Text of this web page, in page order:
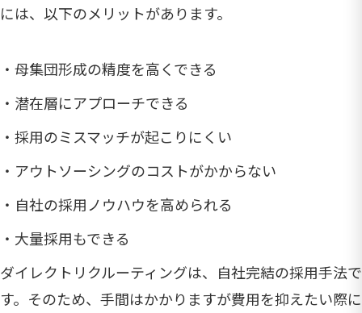
には、以下のメリットがあります。
・母集団形成の精度を高くできる
・潜在層にアプローチできる
・採用のミスマッチが起こりにくい
・アウトソーシングのコストがかからない
・自社の採用ノウハウを高められる
・大量採用もできる
ダイレクトリクルーティングは、自社完結の採用手法で
す。そのため、手間はかかりますが費用を抑えたい際に